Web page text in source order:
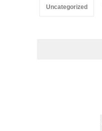
Uncategorized